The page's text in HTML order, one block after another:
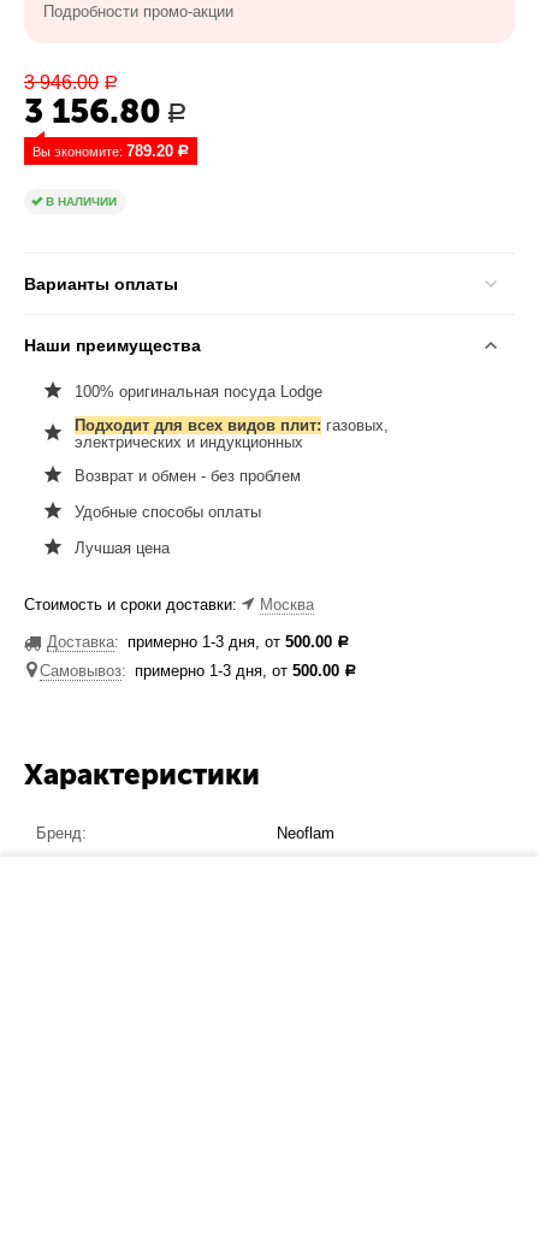
Подробности промо-акции
3 946.00 Р
3 156.80 Р
Вы экономите: 789.20 Р
В НАЛИЧИИ
Варианты оплаты
Наши преимущества
100% оригинальная посуда Lodge
Подходит для всех видов плит: газовых,
электрических и индукционных
Возврат и обмен - без проблем
Удобные способы оплаты
Лучшая цена
Стоимость и сроки доставки: Москва
Доставка: примерно 1-3 дня, от500.00 Р
Самовывоз: примерно 1-3 дня, от500.00 Р
Характеристики
Бренд: Neoflam